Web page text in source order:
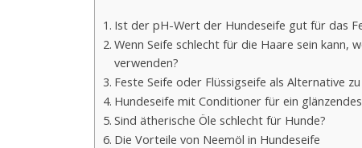
Ist der pH-Wert der Hundeseife gut für das
Wenn Seife schlecht für die Haare sein kann,
verwenden?
Feste Seife oder Flüssigseife als Alternative
Hundeseife mit Conditioner für ein
Sind ätherische Öle schlecht für Hunde?
Die Vorteile von Neemöl in Hundeseife